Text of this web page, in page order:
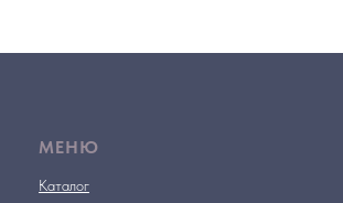
МЕНЮ
Каталог